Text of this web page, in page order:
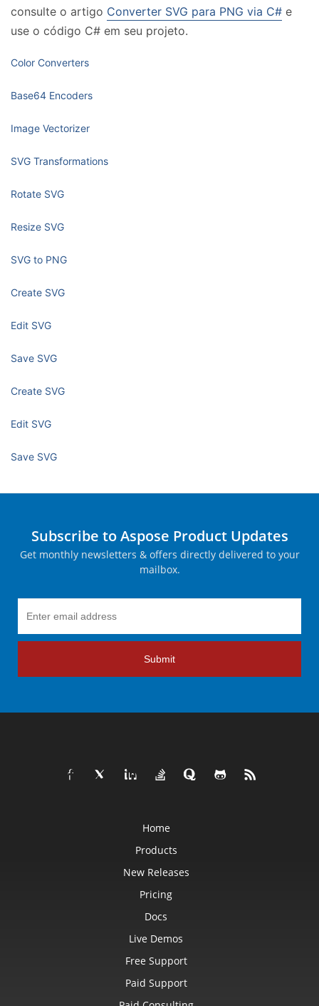
consulte o artigo Converter SVG para PNG via C# e
use o código C# em seu projeto.
Color Converters
Base64 Encoders
Image Vectorizer
SVG Transformations
Rotate SVG
Resize SVG
SVG to PNG
Create SVG
Edit SVG
Save SVG
Create SVG
Edit SVG
Save SVG
Subscribe to Aspose Product Updates
Get monthly newsletters & offers directly delivered to your
mailbox.
Submit
Home
Products
New Releases
Pricing
Docs
Live Demos
Free Support
Paid Support